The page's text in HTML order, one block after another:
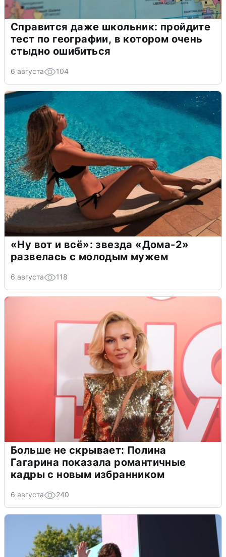
Справится даже школьник: пройдите
тест по географии, в котором очень
стыдно ошибиться
6 августа 104
«Ну вот и всё»: звезда «Дома-2»
развелась с молодым мужем
6 августа 118
Больше не скрывает: Полина
Гагарина показала романтичные
кадры с новым избранником
6 августа 240